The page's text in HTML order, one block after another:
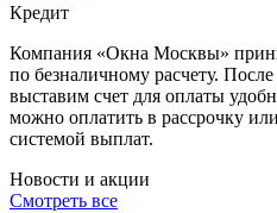
Кредит
Компания «Окна Москвы»
по безналичному расчету.
выставим счет для оплаты
можно оплатить в рассрочку
системой выплат.
Новости и акции
Смотреть все